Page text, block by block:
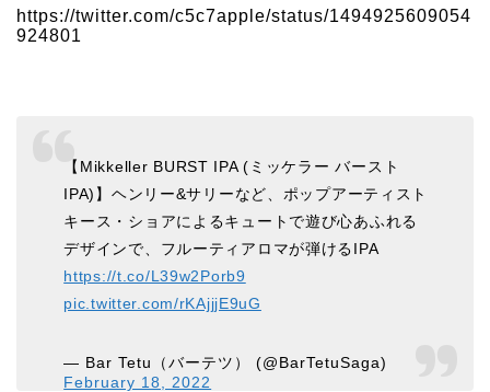
https://twitter.com/c5c7apple/status/1494925609054
924801
【Mikkeller BURST IPA (ミッケラー バースト
IPA)】ヘンリー&サリーなど、ポップアーティスト
キース・ショアによるキュートで遊び心あふれる
デザインで、フルーティアロマが弾けるIPA
https://t.co/L39w2Porb9
pic.twitter.com/rKAjjjE9uG
— Bar Tetu（バーテツ） (@BarTetuSaga)
February 18, 2022